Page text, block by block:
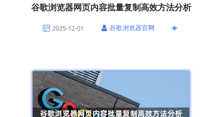
谷歌浏览器网页内容批量复制高效方法分析
2025-12-01 谷歌浏览器官网